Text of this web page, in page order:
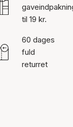
til 19 kr.
60 dages
fuld
returret